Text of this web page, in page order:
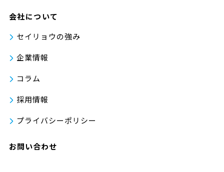
会社について
セイリョウの強み
企業情報
コラム
採用情報
プライバシーポリシー
お問い合わせ